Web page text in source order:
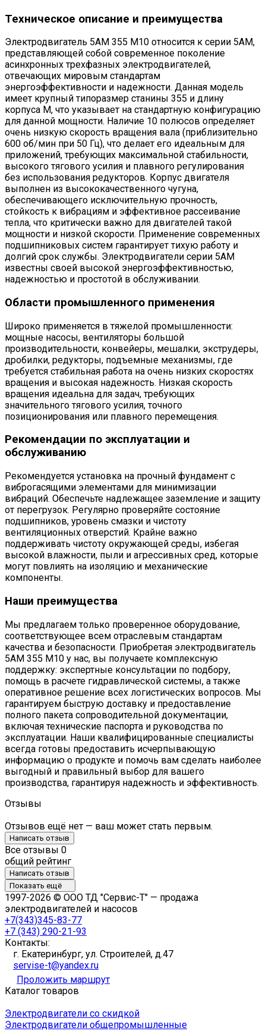
Техническое описание и преимущества
Электродвигатель 5АМ 355 М10 относится к серии 5АМ,
представляющей собой современное поколение
асинхронных трехфазных электродвигателей,
отвечающих мировым стандартам
энергоэффективности и надежности. Данная модель
имеет крупный типоразмер станины 355 и длину
корпуса М, что указывает на стандартную конфигурацию
для данной мощности. Наличие 10 полюсов определяет
очень низкую скорость вращения вала (приблизительно
600 об/мин при 50 Гц), что делает его идеальным для
приложений, требующих максимальной стабильности,
высокого тягового усилия и плавного регулирования
без использования редукторов. Корпус двигателя
выполнен из высококачественного чугуна,
обеспечивающего исключительную прочность,
стойкость к вибрациям и эффективное рассеивание
тепла, что критически важно для двигателей такой
мощности и низкой скорости. Применение современных
подшипниковых систем гарантирует тихую работу и
долгий срок службы. Электродвигатели серии 5АМ
известны своей высокой энергоэффективностью,
надежностью и простотой в обслуживании.
Области промышленного применения
Широко применяется в тяжелой промышленности:
мощные насосы, вентиляторы большой
производительности, конвейеры, мешалки, экструдеры,
дробилки, редукторы, подъемные механизмы, где
требуется стабильная работа на очень низких скоростях
вращения и высокая надежность. Низкая скорость
вращения идеальна для задач, требующих
значительного тягового усилия, точного
позиционирования или плавного перемещения.
Рекомендации по эксплуатации и
обслуживанию
Рекомендуется установка на прочный фундамент с
виброгасящими элементами для минимизации
вибраций. Обеспечьте надлежащее заземление и защиту
от перегрузок. Регулярно проверяйте состояние
подшипников, уровень смазки и чистоту
вентиляционных отверстий. Крайне важно
поддерживать чистоту окружающей среды, избегая
высокой влажности, пыли и агрессивных сред, которые
могут повлиять на изоляцию и механические
компоненты.
Наши преимущества
Мы предлагаем только проверенное оборудование,
соответствующее всем отраслевым стандартам
качества и безопасности. Приобретая электродвигатель
5АМ 355 М10 у нас, вы получаете комплексную
поддержку: экспертные консультации по подбору,
помощь в расчете гидравлической системы, а также
оперативное решение всех логистических вопросов. Мы
гарантируем быструю доставку и предоставление
полного пакета сопроводительной документации,
включая технические паспорта и руководства по
эксплуатации. Наши квалифицированные специалисты
всегда готовы предоставить исчерпывающую
информацию о продукте и помочь вам сделать наиболее
выгодный и правильный выбор для вашего
производства, гарантируя надежность и эффективность.
Отзывы
Отзывов ещё нет — ваш может стать первым.
Написать отзыв
Все отзывы 0
общий рейтинг
Написать отзыв
Показать ещё
1997-2026 © ООО ТД "Сервис-Т" — продажа
электродвигателей и насосов
+7(343)345-83-77
+7 (343) 290-21-93
Контакты:
г. Екатеринбург, ул. Строителей, д.47
servise-t@yandex.ru
Проложить маршрут
Каталог товаров
Электродвигатели со скидкой
Электродвигатели общепромышленные